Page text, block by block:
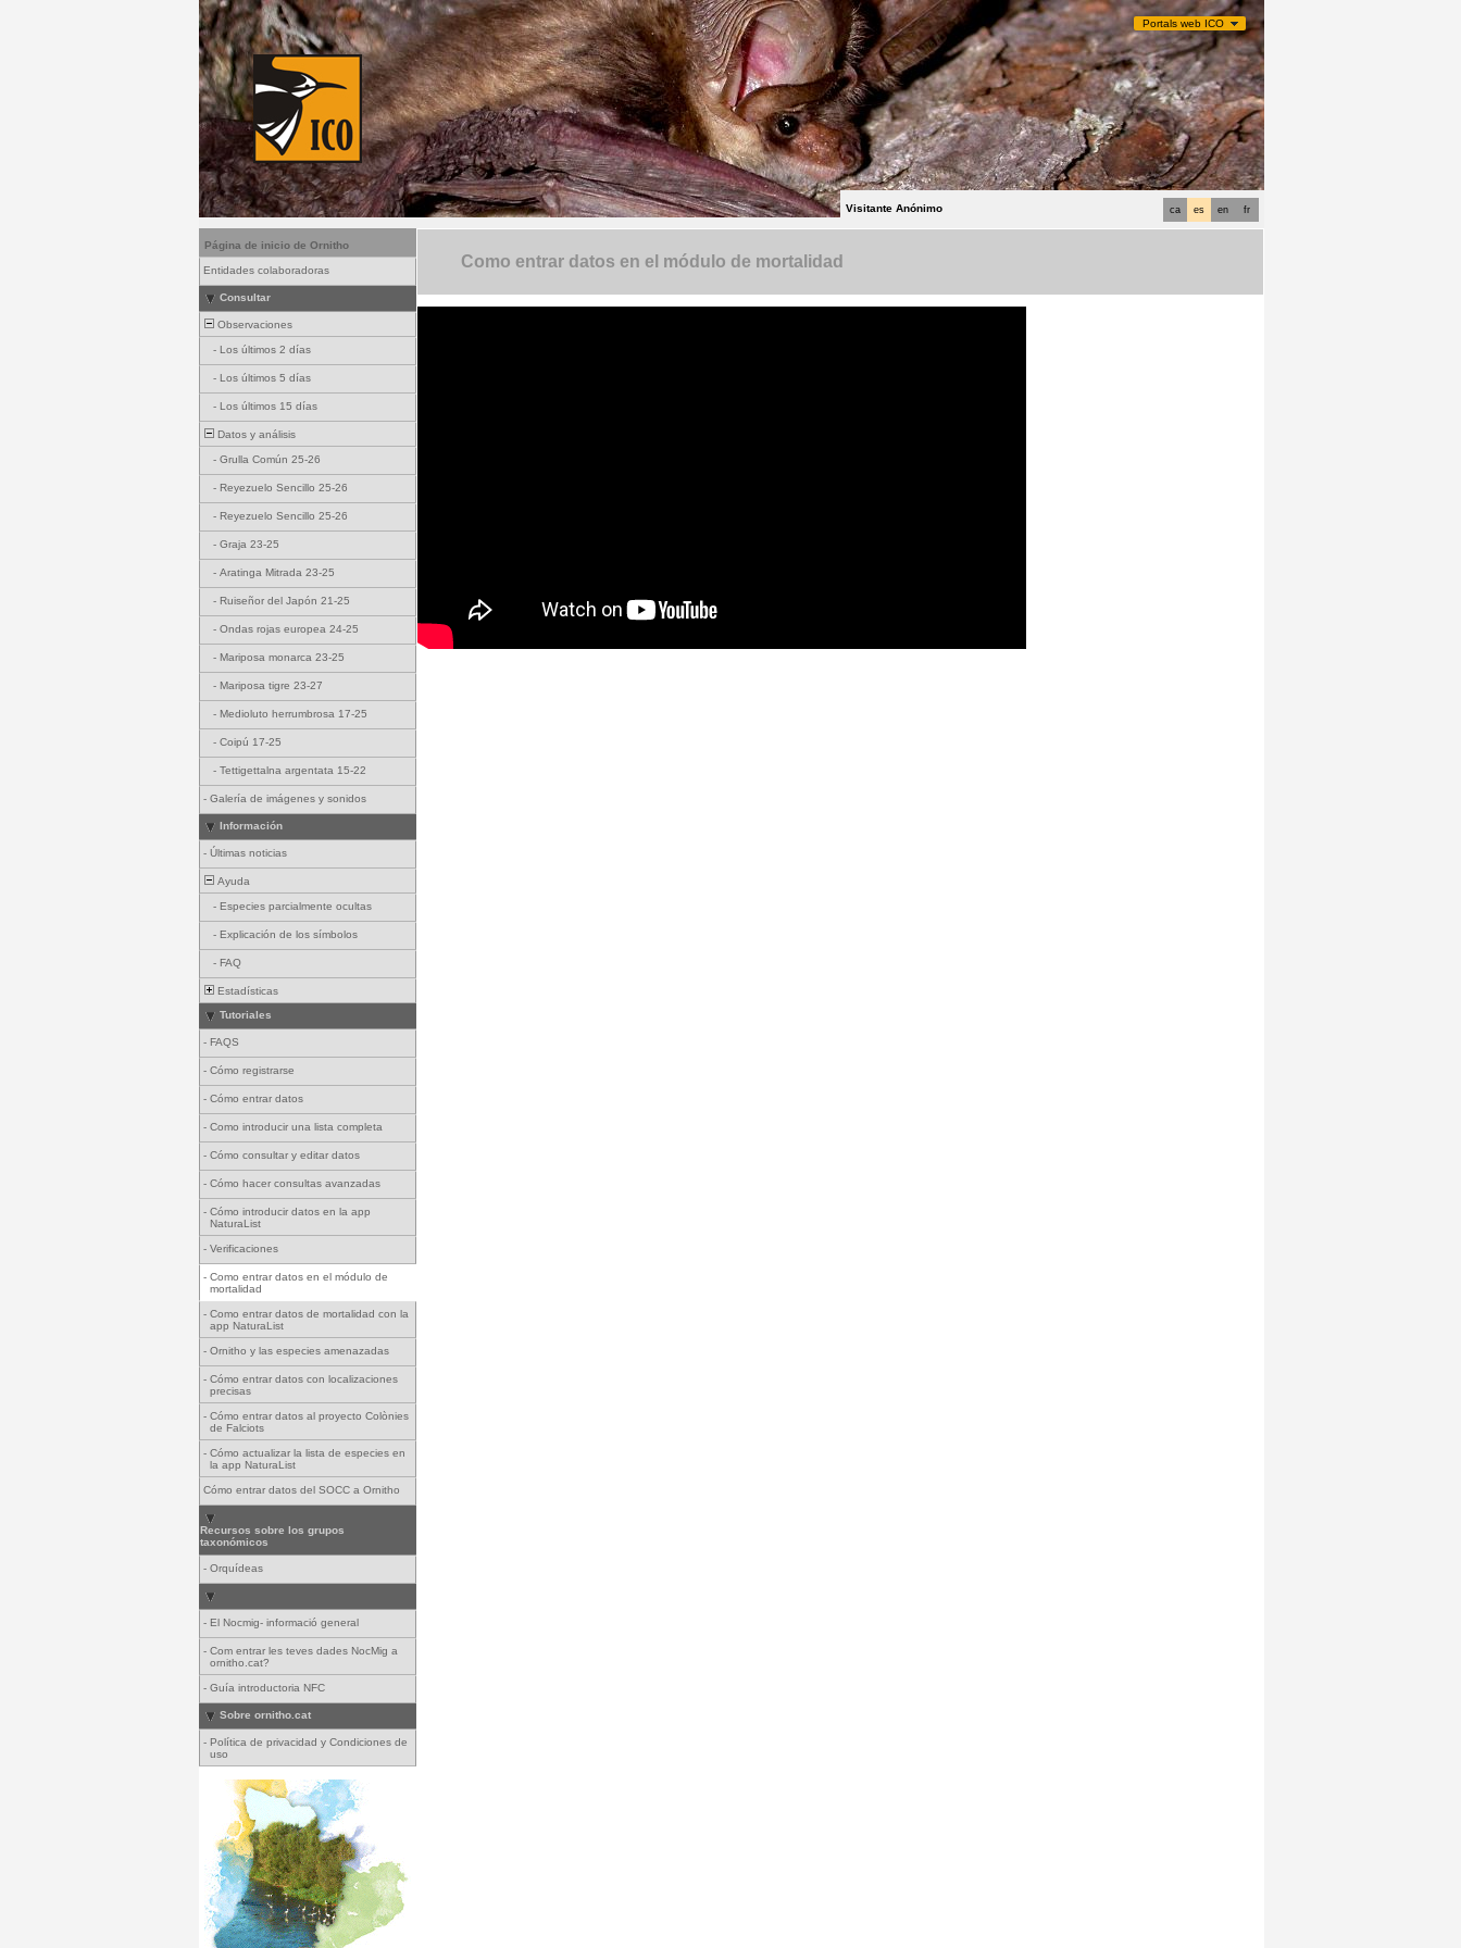
Portals web ICO
fr
en
es
ca
Visitante Anónimo
Página de inicio de Ornitho
Entidades colaboradoras
Consultar
Observaciones
- Los últimos 2 días
- Los últimos 5 días
- Los últimos 15 días
Datos y análisis
- Grulla Común 25-26
- Reyezuelo Sencillo 25-26
- Reyezuelo Sencillo 25-26
- Graja 23-25
- Aratinga Mitrada 23-25
- Ruiseñor del Japón 21-25
- Ondas rojas europea 24-25
- Mariposa monarca 23-25
- Mariposa tigre 23-27
- Medioluto herrumbrosa 17-25
- Coipú 17-25
- Tettigettalna argentata 15-22
- Galería de imágenes y sonidos
Información
- Últimas noticias
Ayuda
- Especies parcialmente ocultas
- Explicación de los símbolos
- FAQ
Estadísticas
Tutoriales
- FAQS
- Cómo registrarse
- Cómo entrar datos
- Como introducir una lista completa
- Cómo consultar y editar datos
- Cómo hacer consultas avanzadas
- Cómo introducir datos en la app
NaturaList
- Verificaciones
- Como entrar datos en el módulo de
mortalidad
- Como entrar datos de mortalidad con la
app NaturaList
- Ornitho y las especies amenazadas
- Cómo entrar datos con localizaciones
precisas
- Cómo entrar datos al proyecto Colònies
de Falciots
- Cómo actualizar la lista de especies en
la app NaturaList
Cómo entrar datos del SOCC a Ornitho
Recursos sobre los grupos
taxonómicos
- Orquídeas
- El Nocmig- informació general
- Com entrar les teves dades NocMig a
ornitho.cat?
- Guía introductoria NFC
Sobre ornitho.cat
- Política de privacidad y Condiciones de
uso
Como entrar datos en el módulo de mortalidad